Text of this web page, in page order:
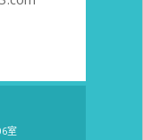
室